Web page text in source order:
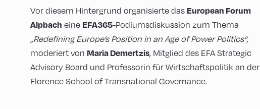
Vor diesem Hintergrund organisierte das European Forum
Alpbach eine EFA365-Podiumsdiskussion zum Thema
„Redefining Europe’s Position in an Age of Power Politics“,
moderiert von Maria Demertzis, Mitglied des EFA Strategic
Advisory Board und Professorin für Wirtschaftspolitik an der
Florence School of Transnational Governance.